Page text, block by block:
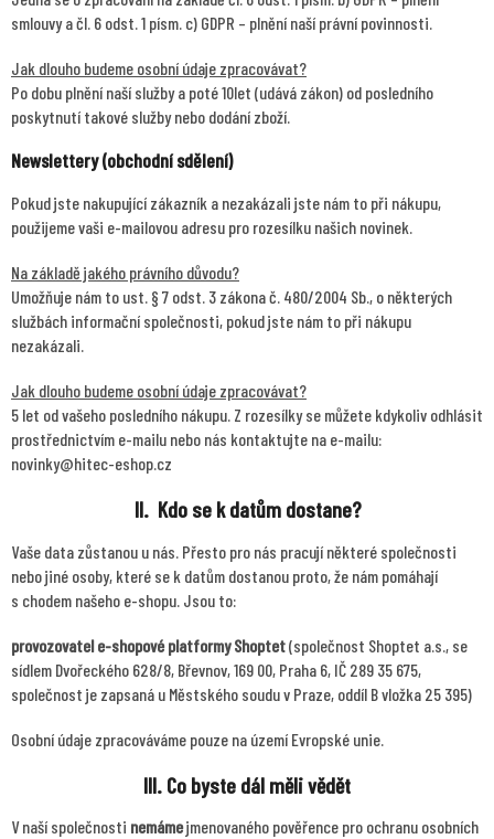
smlouvy a čl. 6 odst. 1 písm. c) GDPR – plnění naší právní povinnosti.
Jak dlouho budeme osobní údaje zpracovávat?
Po dobu plnění naší služby a poté 10let (udává zákon) od posledního
poskytnutí takové služby nebo dodání zboží.
Newslettery (obchodní sdělení)
Pokud jste nakupující zákazník a nezakázali jste nám to při nákupu,
použijeme vaši e-mailovou adresu pro rozesílku našich novinek.
Na základě jakého právního důvodu?
Umožňuje nám to ust. § 7 odst. 3 zákona č. 480/2004 Sb., o některých
službách informační společnosti, pokud jste nám to při nákupu
nezakázali.
Jak dlouho budeme osobní údaje zpracovávat?
5 let od vašeho posledního nákupu. Z rozesílky se můžete kdykoliv odhlásit
prostřednictvím e-mailu nebo nás kontaktujte na e-mailu:
novinky@hitec-eshop.cz
II. Kdo se k datům dostane?
Vaše data zůstanou u nás. Přesto pro nás pracují některé společnosti
nebo jiné osoby, které se k datům dostanou proto, že nám pomáhají
s chodem našeho e-shopu. Jsou to:
provozovatel e-shopové platformy Shoptet(společnost Shoptet a.s., se
sídlem Dvořeckého 628/8, Břevnov, 169 00, Praha 6, IČ 289 35 675,
společnost je zapsaná u Městského soudu v Praze, oddíl B vložka 25 395)
Osobní údaje zpracováváme pouze na území Evropské unie.
III. Co byste dál měli vědět
V naší společnosti nemámejmenovaného pověřence pro ochranu osobních